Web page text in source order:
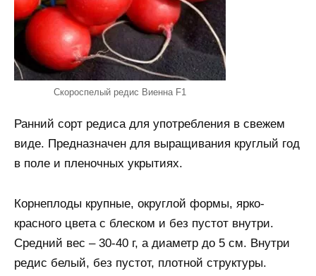
Скороспелый редис Виенна F1
Ранний сорт редиса для употребления в свежем
виде. Предназначен для выращивания круглый год
в поле и пленочных укрытиях.
Корнеплоды крупные, округлой формы, ярко-
красного цвета с блеском и без пустот внутри.
Средний вес – 30-40 г, а диаметр до 5 см. Внутри
редис белый, без пустот, плотной структуры.